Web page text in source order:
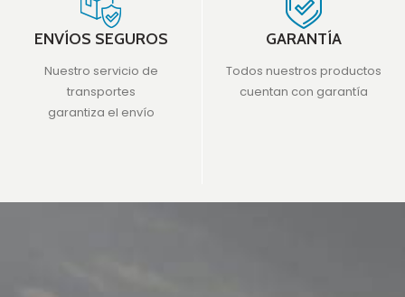
ENVÍOS SEGUROS
Nuestro servicio de
transportes
garantiza el envío
GARANTÍA
Todos nuestros productos
cuentan con garantía